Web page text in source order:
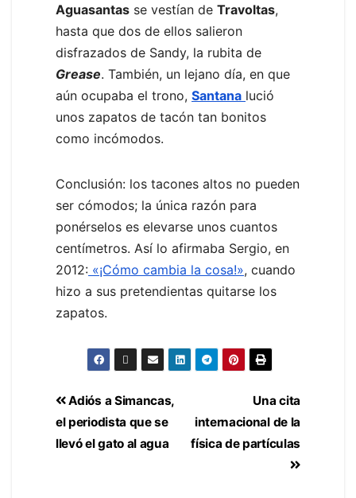
Aguasantas se vestían de Travoltas,
hasta que dos de ellos salieron
disfrazados de Sandy, la rubita de
Grease. También, un lejano día, en que
aún ocupaba el trono, Santana lució
unos zapatos de tacón tan bonitos
como incómodos.
Conclusión: los tacones altos no pueden
ser cómodos; la única razón para
ponérselos es elevarse unos cuantos
centímetros. Así lo afirmaba Sergio, en
2012: «¡Cómo cambia la cosa!», cuando
hizo a sus pretendientas quitarse los
zapatos.
Una cita
internacional de la
física de partículas
Adiós a Simancas,
el periodista que se
llevó el gato al agua